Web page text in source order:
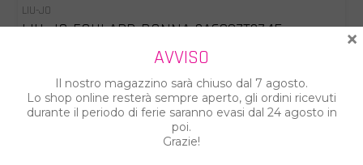
LIU-JO
LIU-JO FOULARD DONNA 2A6037T2745
AVVISO
Il nostro magazzino sarà chiuso dal 7 agosto.
Lo shop online resterà sempre aperto, gli ordini ricevuti
durante il periodo di ferie saranno evasi dal 24 agosto in
poi.
Grazie!
×